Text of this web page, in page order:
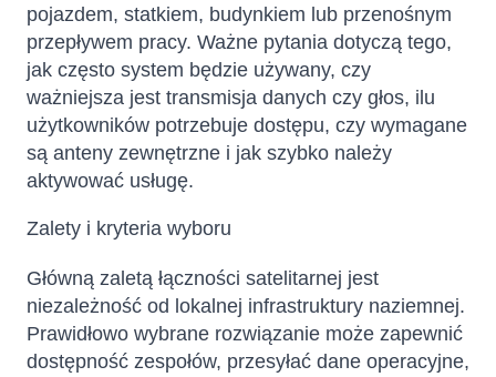
pojazdem, statkiem, budynkiem lub przenośnym
przepływem pracy. Ważne pytania dotyczą tego,
jak często system będzie używany, czy
ważniejsza jest transmisja danych czy głos, ilu
użytkowników potrzebuje dostępu, czy wymagane
są anteny zewnętrzne i jak szybko należy
aktywować usługę.
Zalety i kryteria wyboru
Główną zaletą łączności satelitarnej jest
niezależność od lokalnej infrastruktury naziemnej.
Prawidłowo wybrane rozwiązanie może zapewnić
dostępność zespołów, przesyłać dane operacyjne,